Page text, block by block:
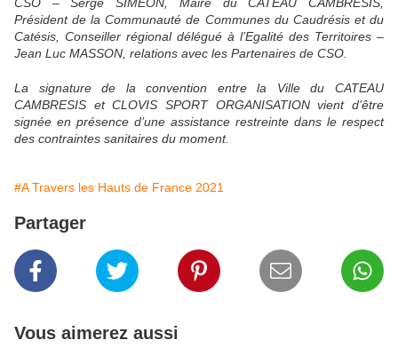
Président de la Communauté de Communes du Caudrésis et du
Catésis, Conseiller régional délégué à l’Egalité des Territoires –
Jean Luc MASSON, relations avec les Partenaires de CSO.
La signature de la convention entre la Ville du CATEAU
CAMBRESIS et CLOVIS SPORT ORGANISATION vient d’être
signée en présence d’une assistance restreinte dans le respect
des contraintes sanitaires du moment.
#A Travers les Hauts de France 2021
Partager
Vous aimerez aussi